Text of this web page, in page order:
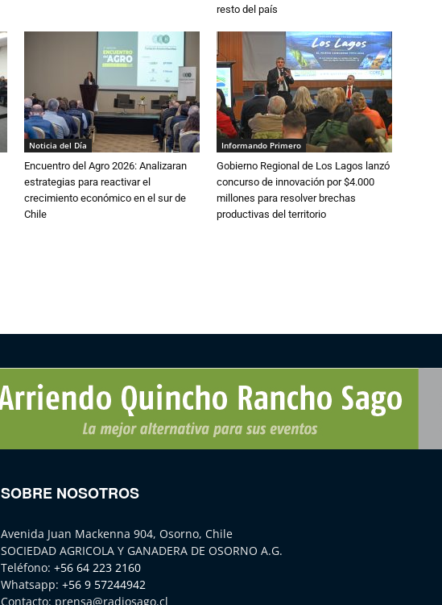
resto del país
Noticia del Día
Encuentro del Agro 2026: Analizaran
estrategias para reactivar el
crecimiento económico en el sur de
Chile
Informando Primero
Gobierno Regional de Los Lagos lanzó
concurso de innovación por $4.000
millones para resolver brechas
productivas del territorio
SOBRE NOSOTROS
Avenida Juan Mackenna 904, Osorno, Chile
SOCIEDAD AGRICOLA Y GANADERA DE OSORNO A.G.
Teléfono: +56 64 223 2160
Whatsapp: +56 9 57244942
Contacto: prensa@radiosago.cl